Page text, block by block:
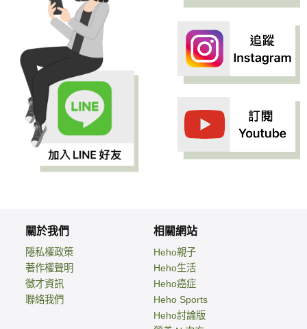
關於我們
隱私權政策
著作權聲明
徵才資訊
聯絡我們
相關網站
Heho親子
Heho生活
Heho癌症
Heho Sports
Heho討論版